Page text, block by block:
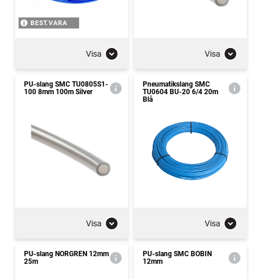
BEST.VARA
Visa Visa
PU-slang SMC TU0805S1-
100 8mm 100m Silver
Visa
Pneumatikslang SMC
TU0604 BU-20 6/4 20m
Blå
Visa
PU-slang NORGREN 12mm
25m
PU-slang SMC BOBIN
12mm